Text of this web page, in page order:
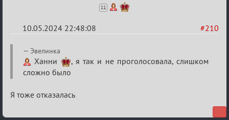
11
#210
10.05.2024 22:48:08
Re:
Мафский
Стихоплёт
(обсуждение)
Эвелинка
Ханни
, я так и не проголосовала, слишком
сложно было
Я тоже отказалась